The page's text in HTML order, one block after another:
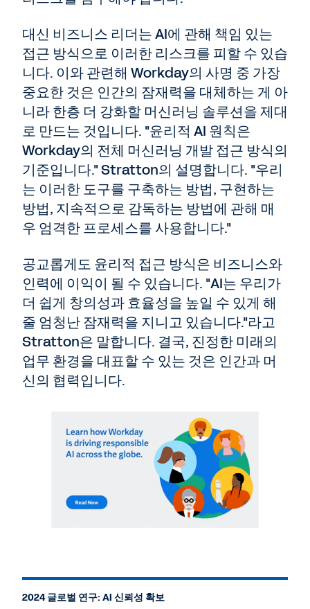
대신 비즈니스 리더는 AI에 관해 책임 있는
접근 방식으로 이러한 리스크를 피할 수 있습
니다. 이와 관련해 Workday의 사명 중 가장
중요한 것은 인간의 잠재력을 대체하는 게 아
니라 한층 더 강화할 머신러닝 솔루션을 제대
로 만드는 것입니다. "윤리적 AI 원칙은
Workday의 전체 머신러닝 개발 접근 방식의
기준입니다." Stratton의 설명합니다. "우리
는 이러한 도구를 구축하는 방법, 구현하는
방법, 지속적으로 감독하는 방법에 관해 매
우 엄격한 프로세스를 사용합니다."
공교롭게도 윤리적 접근 방식은 비즈니스와
인력에 이익이 될 수 있습니다. "AI는 우리가
더 쉽게 창의성과 효율성을 높일 수 있게 해
줄 엄청난 잠재력을 지니고 있습니다."라고
Stratton은 말합니다. 결국, 진정한 미래의
업무 환경을 대표할 수 있는 것은 인간과 머
신의 협력입니다.
2024 글로벌 연구: AI 신뢰성 확보